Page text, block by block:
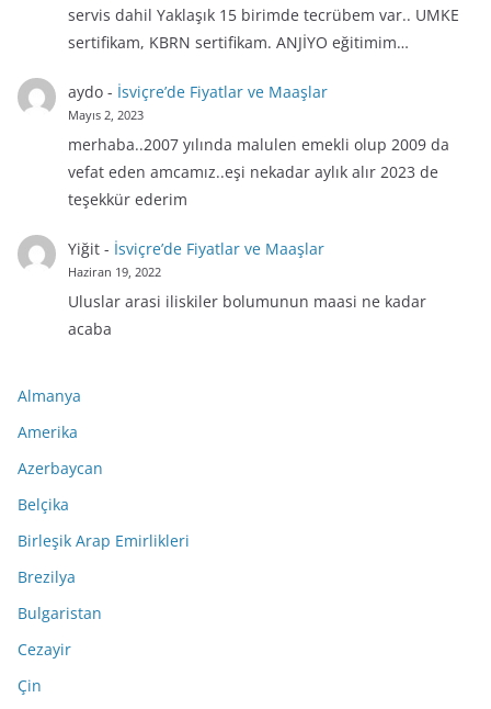
servis dahil Yaklaşık 15 birimde tecrübem var.. UMKE
sertifikam, KBRN sertifikam. ANJİYO eğitimim…
aydo- İsviçre’de Fiyatlar ve Maaşlar
Mayıs 2, 2023
merhaba..2007 yılında malulen emekli olup 2009 da
vefat eden amcamız..eşi nekadar aylık alır 2023 de
teşekkür ederim
Yiğit- İsviçre’de Fiyatlar ve Maaşlar
Haziran 19, 2022
Uluslar arasi iliskiler bolumunun maasi ne kadar
acaba
Almanya
Amerika
Azerbaycan
Belçika
Birleşik Arap Emirlikleri
Brezilya
Bulgaristan
Cezayir
Çin